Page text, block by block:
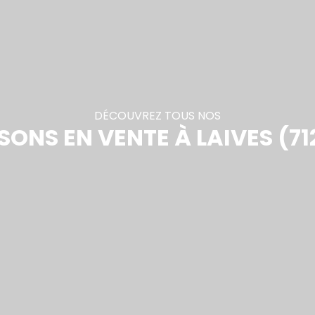
DÉCOUVREZ TOUS NOS
EN VENTE À LAIVES